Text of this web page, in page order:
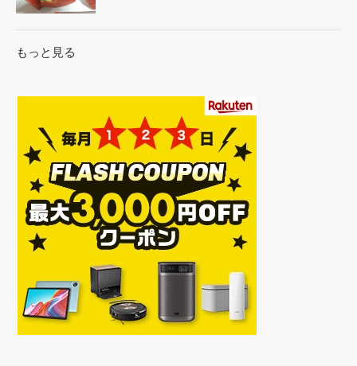
もっと見る